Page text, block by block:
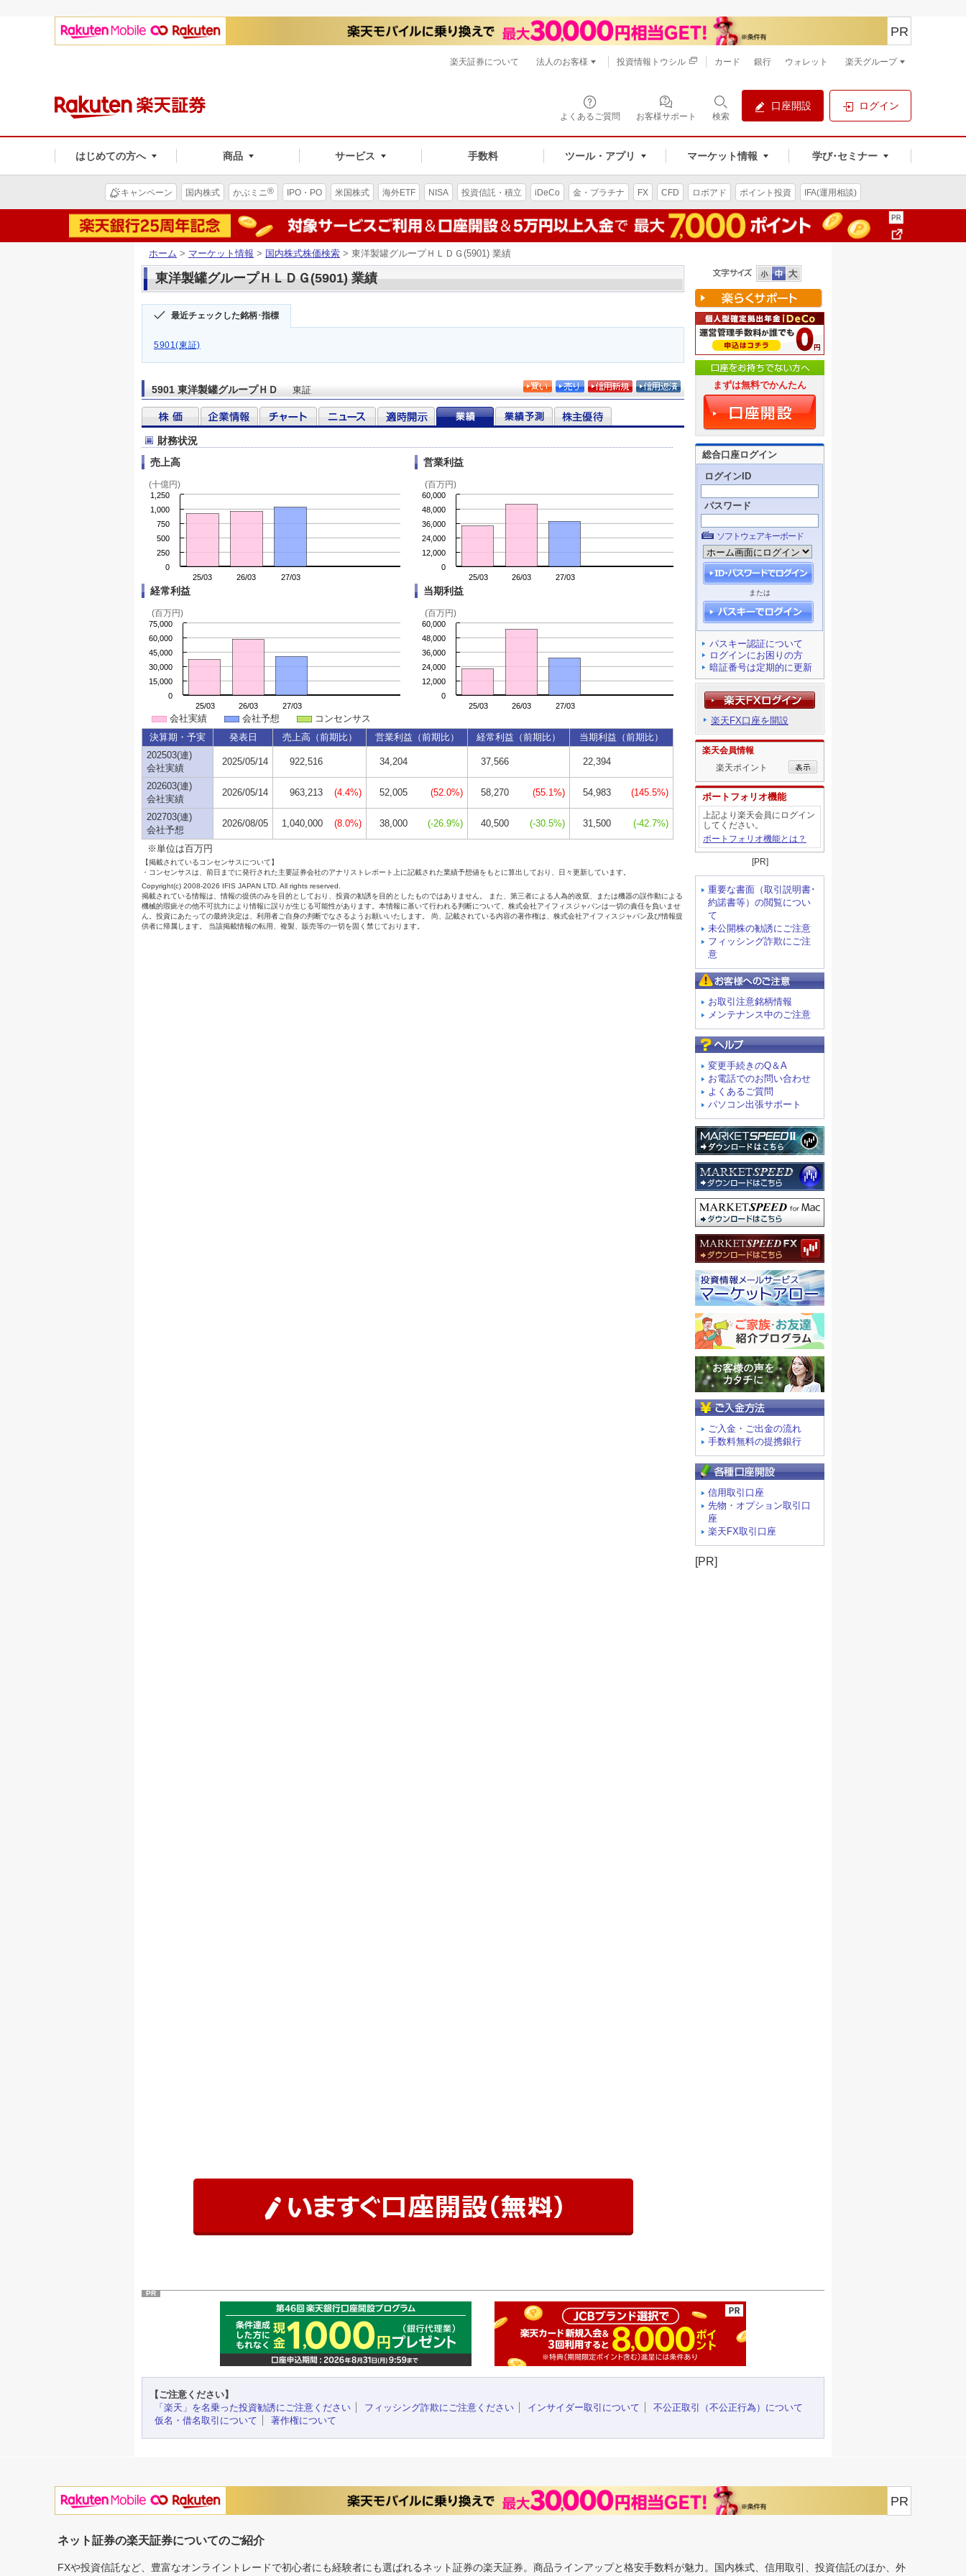
よくあるご質問 お客様サポート 検索
口座開設 ログイン
はじめての方へ 商品 サービス 手数料 ツール・アプリ マーケット情報 学び･セミナー
PR
楽天証券について 法人のお客様 投資情報トウシル カード 銀行 ウォレット 楽天グループ
キャンペーン 国内株式 かぶミニ® IPO・PO 米国株式 海外ETF NISA 投資信託・積立 iDeCo 金・プラチナ FX CFD ロボアド ポイント投資 IFA(運用相談)
ホーム > マーケット情報 > 国内株式株価検索 > 東洋製罐グループＨＬＤＧ(5901) 業績
東洋製罐グループＨＬＤＧ(5901) 業績
最近チェックした銘柄･指標
5901(東証)
5901 東洋製罐グループＨＤ 東証 まずは無料でかんたん
総合口座ログイン
ログインID
パスワード
ソフトウェアキーボード
または
パスキー認証について
ログインにお困りの方
暗証番号は定期的に更新
楽天FX口座を開設
楽天会員情報
楽天ポイント
ポートフォリオ機能
上記より楽天会員にログイン
してください。
ポートフォリオ機能とは？
[PR]
重要な書面（取引説明書･
約諾書等）の閲覧につい
て
未公開株の勧誘にご注意
フィッシング詐欺にご注
意
お取引注意銘柄情報
メンテナンス中のご注意
変更手続きのQ＆A
お電話でのお問い合わせ
よくあるご質問
パソコン出張サポート
ご入金・ご出金の流れ
手数料無料の提携銀行
信用取引口座
先物・オプション取引口
座
楽天FX取引口座
[PR]
PR
【ご注意ください】
「楽天」を名乗った投資勧誘にご注意ください
フィッシング詐欺にご注意ください インサイダー取引について
不公正取引（不公正行為）について
仮名・借名取引について
著作権について
PR
ネット証券の楽天証券についてのご紹介
FXや投資信託など、豊富なオンライントレードで初心者にも経験者にも選ばれるネット証券の楽天証券。商品ラインアップと格安手数料が魅力。国内株式、信用取引、投資信託のほか、外